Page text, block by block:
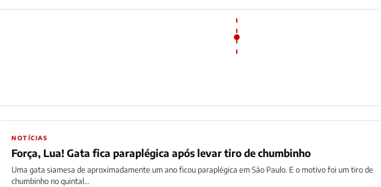
NOTÍCIAS
Força, Lua! Gata fica paraplégica após levar tiro de chumbinho
Uma gata siamesa de aproximadamente um ano ficou paraplégica em São Paulo. E o motivo foi um tiro de
chumbinho no quintal...